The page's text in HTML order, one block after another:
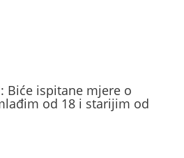
Biće ispitane mjere o
od 18 i starijim od